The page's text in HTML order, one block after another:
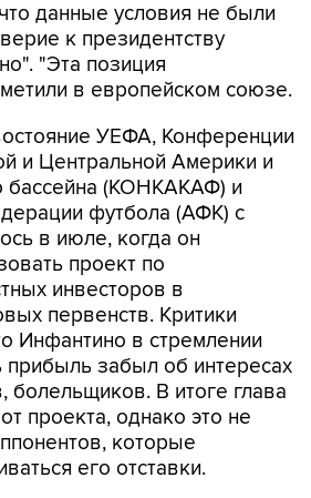
данные условия не были
к президентству
"Эта позиция
в европейском союзе.
УЕФА, Конференции
и Центральной Америки и
бассейна (КОНКАКАФ) и
футбола (АФК) с
в июле, когда он
проект по
инвесторов в
первенств. Критики
Инфантино в стремлении
прибыль забыл об интересах
болельщиков. В итоге глава
проекта, однако это не
которые
его отставки.